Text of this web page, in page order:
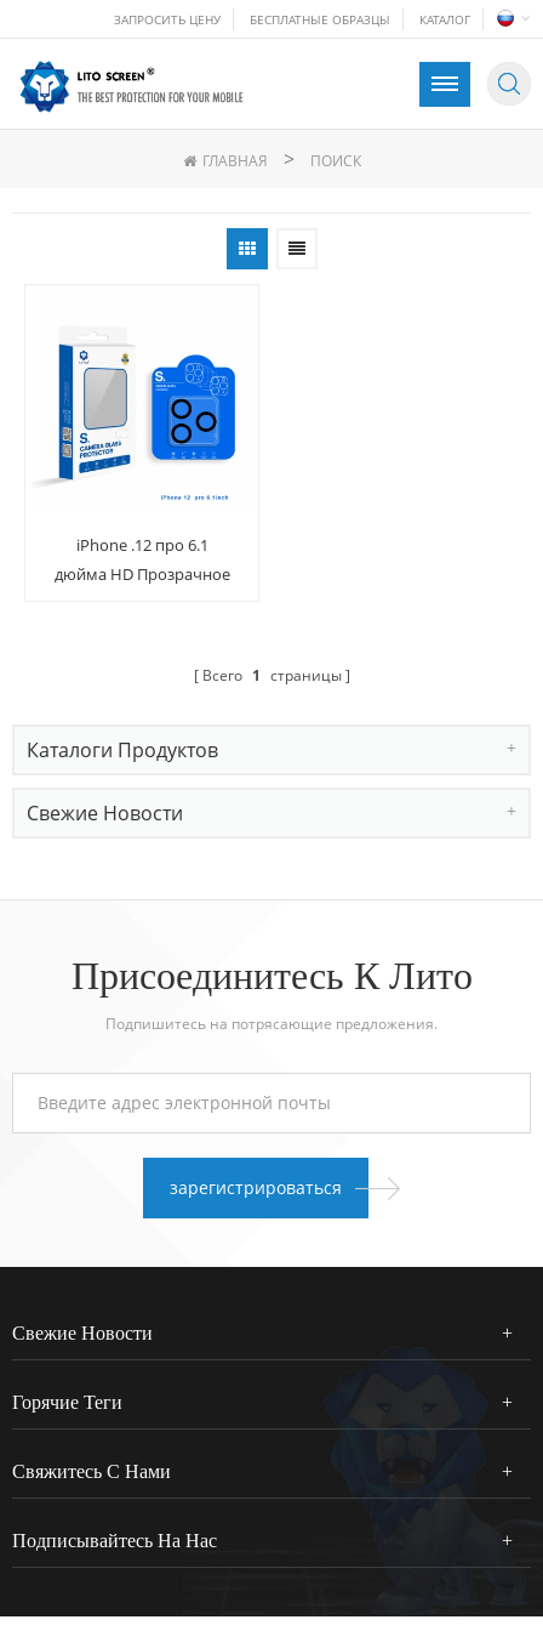
ЗАПРОСИТЬ ЦЕНУ БЕСПЛАТНЫЕ ОБРАЗЦЫ КАТАЛОГ
ГЛАВНАЯ > ПОИСК
iPhone .12 про 6.1
дюйма HD Прозрачное
Всего 1 страницы
Каталоги Продуктов
Свежие Новости
Присоединитесь К Лито
Подпишитесь на потрясающие предложения.
Свежие Новости
Горячие Теги
Свяжитесь С Нами
Подписывайтесь На Нас